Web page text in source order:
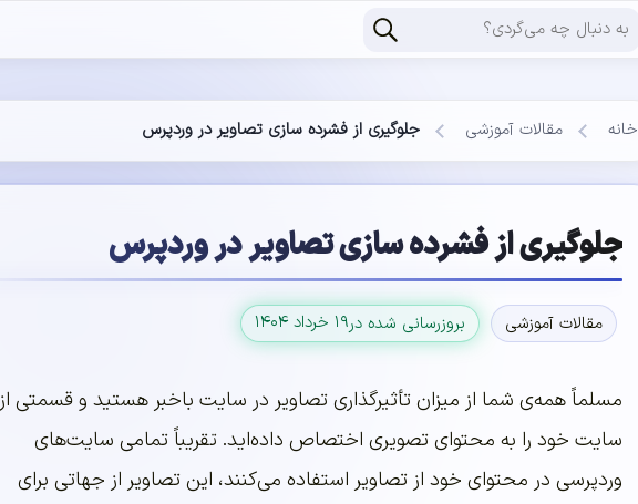
خانه مقالات آموزشی جلوگیری از فشرده سازی تصاویر در وردپرس
جلوگیری از فشرده سازی تصاویر در وردپرس
مقالات آموزشی بروزرسانی شده در۱۹ خرداد ۱۴۰۴
مسلماً همه‌ی شما از میزان تأثیرگذاری تصاویر در سایت باخبر هستید و قسمتی از
سایت خود را به محتوای تصویری اختصاص داده‌اید. تقریباً تمامی سایت‌های
وردپرسی در محتوای خود از تصاویر استفاده می‌کنند، این تصاویر از جهاتی برای